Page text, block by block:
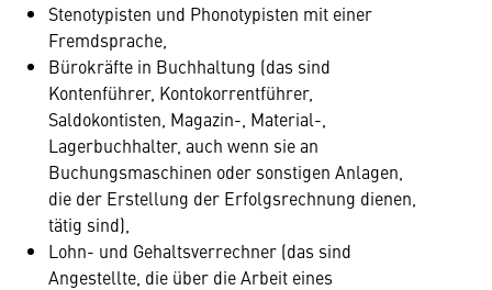
Stenotypisten und Phonotypisten mit einer
Fremdsprache,
Bürokräfte in Buchhaltung (das sind
Kontenführer, Kontokorrentführer,
Saldokontisten, Magazin-, Material-,
Lagerbuchhalter, auch wenn sie an
Buchungsmaschinen oder sonstigen Anlagen,
die der Erstellung der Erfolgsrechnung dienen,
tätig sind),
Lohn- und Gehaltsverrechner (das sind
Angestellte, die über die Arbeit eines